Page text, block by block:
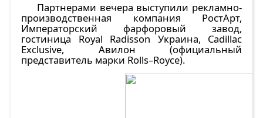
Партнерами вечера выступили рекламно-
производственная компания РостАрт,
Императорский фарфоровый завод,
гостиница Royal Radisson Украина, Cadillac
Exclusive, Авилон (официальный
представитель марки Rolls–Royce).